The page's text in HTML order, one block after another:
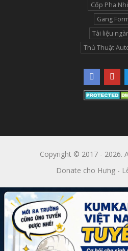
Cốp Pha
Gang
Tài liệu
Thủ Thuật
Copyright © 2017 - 2026.
Donate cho Hưng-